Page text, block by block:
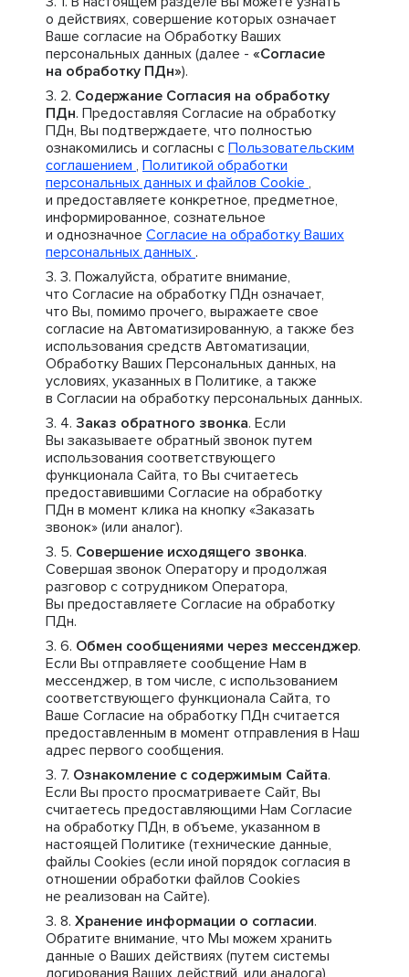
о действиях, совершение которых означает
Ваше согласие на Обработку Ваших
персональных данных (далее - «Согласие
на обработку ПДн»).
Содержание Согласия на обработку
ПДн. Предоставляя Согласие на обработку
ПДн, Вы подтверждаете, что полностью
ознакомились и согласны с Пользовательским
соглашением , Политикой обработки
персональных данных и файлов Cookie ,
и предоставляете конкретное, предметное,
информированное, сознательное
и однозначное Согласие на обработку Ваших
персональных данных .
Пожалуйста, обратите внимание,
что Согласие на обработку ПДн означает,
что Вы, помимо прочего, выражаете свое
согласие на Автоматизированную, а также без
использования средств Автоматизации,
Обработку Ваших Персональных данных, на
условиях, указанных в Политике, а также
в Согласии на обработку персональных данных.
Заказ обратного звонка. Если
Вы заказываете обратный звонок путем
использования соответствующего
функционала Сайта, то Вы считаетесь
предоставившими Согласие на обработку
ПДн в момент клика на кнопку «Заказать
звонок» (или аналог).
Совершение исходящего звонка.
Совершая звонок Оператору и продолжая
разговор с сотрудником Оператора,
Вы предоставляете Согласие на обработку
ПДн.
Обмен сообщениями через мессенджер.
Если Вы отправляете сообщение Нам в
мессенджер, в том числе, с использованием
соответствующего функционала Сайта, то
Ваше Согласие на обработку ПДн считается
предоставленным в момент отправления в Наш
адрес первого сообщения.
Ознакомление с содержимым Сайта.
Если Вы просто просматриваете Сайт, Вы
считаетесь предоставляющими Нам Согласие
на обработку ПДн, в объеме, указанном в
настоящей Политике (технические данные,
файлы Cookies (если иной порядок согласия в
отношении обработки файлов Cookies
не реализован на Сайте).
Хранение информации о согласии.
Обратите внимание, что Мы можем хранить
данные о Ваших действиях (путем системы
логирования Ваших действий, или аналога),